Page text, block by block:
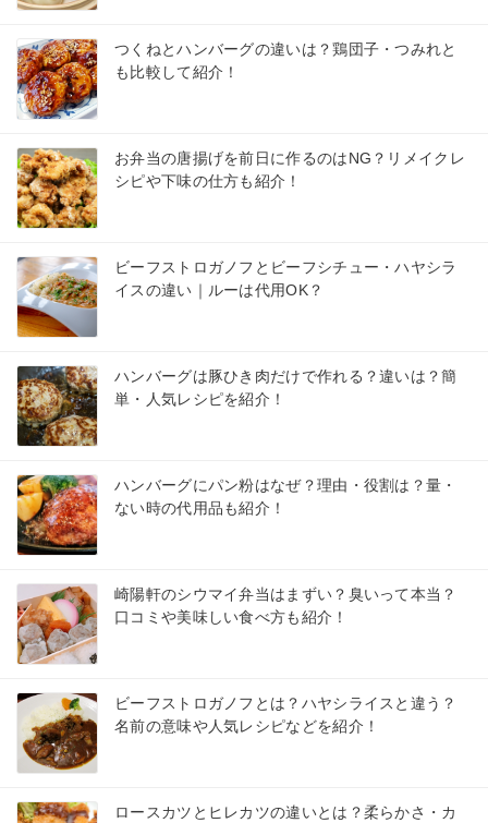
つくねとハンバーグの違いは？鶏団子・つみれと
も比較して紹介！
お弁当の唐揚げを前日に作るのはNG？リメイクレ
シピや下味の仕方も紹介！
ビーフストロガノフとビーフシチュー・ハヤシラ
イスの違い｜ルーは代用OK？
ハンバーグは豚ひき肉だけで作れる？違いは？簡
単・人気レシピを紹介！
ハンバーグにパン粉はなぜ？理由・役割は？量・
ない時の代用品も紹介！
崎陽軒のシウマイ弁当はまずい？臭いって本当？
口コミや美味しい食べ方も紹介！
ビーフストロガノフとは？ハヤシライスと違う？
名前の意味や人気レシピなどを紹介！
ロースカツとヒレカツの違いとは？柔らかさ・カ